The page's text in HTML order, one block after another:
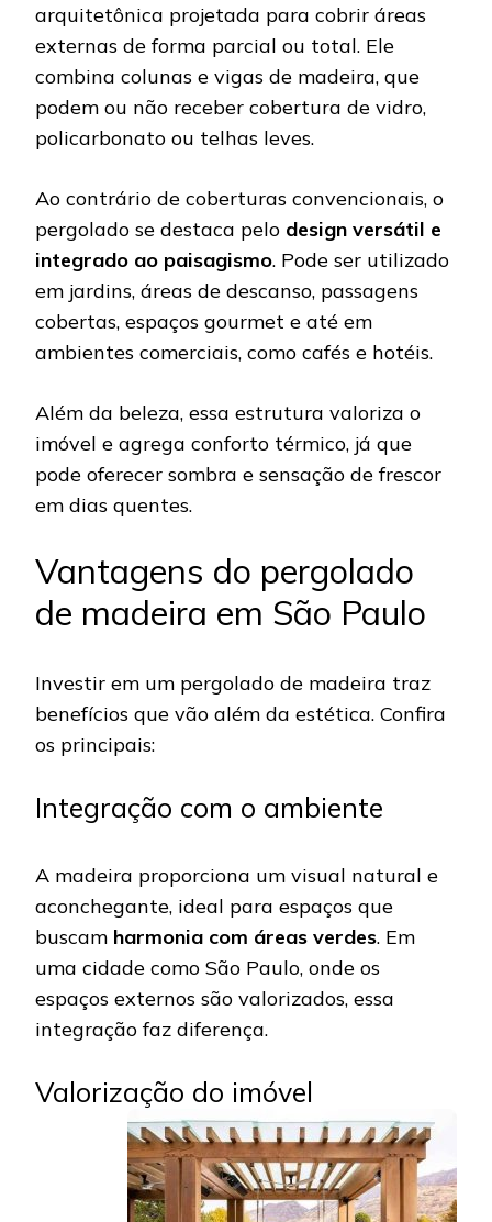
arquitetônica projetada para cobrir áreas
externas de forma parcial ou total. Ele
combina colunas e vigas de madeira, que
podem ou não receber cobertura de vidro,
policarbonato ou telhas leves.
Ao contrário de coberturas convencionais, o
pergolado se destaca pelo design versátil e
integrado ao paisagismo. Pode ser utilizado
em jardins, áreas de descanso, passagens
cobertas, espaços gourmet e até em
ambientes comerciais, como cafés e hotéis.
Além da beleza, essa estrutura valoriza o
imóvel e agrega conforto térmico, já que
pode oferecer sombra e sensação de frescor
em dias quentes.
Vantagens do pergolado
de madeira em São Paulo
Investir em um pergolado de madeira traz
benefícios que vão além da estética. Confira
os principais:
Integração com o ambiente
A madeira proporciona um visual natural e
aconchegante, ideal para espaços que
buscam harmonia com áreas verdes. Em
uma cidade como São Paulo, onde os
espaços externos são valorizados, essa
integração faz diferença.
Valorização do imóvel